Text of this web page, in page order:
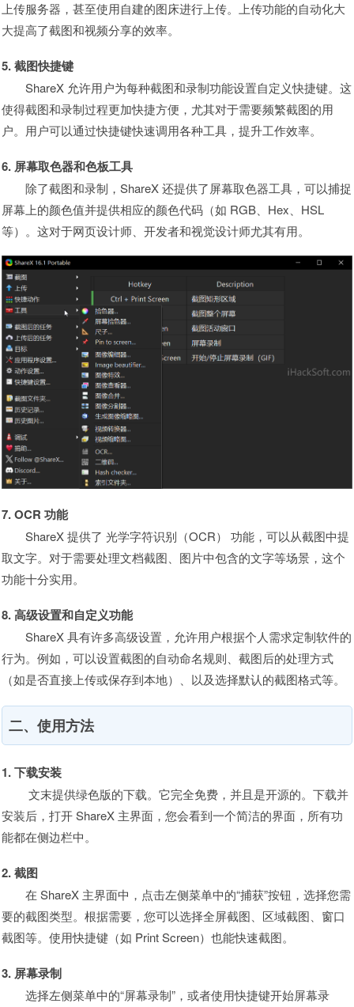
上传服务器，甚至使用自建的图床进行上传。上传功能的自动化大
大提高了截图和视频分享的效率。
5. 截图快捷键
ShareX 允许用户为每种截图和录制功能设置自定义快捷键。这
使得截图和录制过程更加快捷方便，尤其对于需要频繁截图的用
户。用户可以通过快捷键快速调用各种工具，提升工作效率。
6. 屏幕取色器和色板工具
除了截图和录制，ShareX 还提供了屏幕取色器工具，可以捕捉
屏幕上的颜色值并提供相应的颜色代码（如 RGB、Hex、HSL
等）。这对于网页设计师、开发者和视觉设计师尤其有用。
7. OCR 功能
ShareX 提供了 光学字符识别（OCR） 功能，可以从截图中提
取文字。对于需要处理文档截图、图片中包含的文字等场景，这个
功能十分实用。
8. 高级设置和自定义功能
ShareX 具有许多高级设置，允许用户根据个人需求定制软件的
行为。例如，可以设置截图的自动命名规则、截图后的处理方式
（如是否直接上传或保存到本地）、以及选择默认的截图格式等。
二、使用方法
1. 下载安装
文末提供绿色版的下载。它完全免费，并且是开源的。下载并
安装后，打开 ShareX 主界面，您会看到一个简洁的界面，所有功
能都在侧边栏中。
2. 截图
在 ShareX 主界面中，点击左侧菜单中的“捕获”按钮，选择您需
要的截图类型。根据需要，您可以选择全屏截图、区域截图、窗口
截图等。使用快捷键（如 Print Screen）也能快速截图。
3. 屏幕录制
选择左侧菜单中的“屏幕录制”，或者使用快捷键开始屏幕录